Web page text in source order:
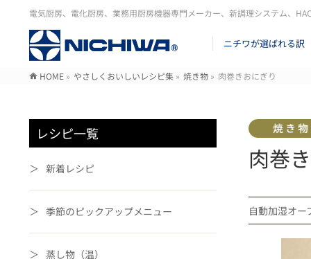
電気厨房、電化厨房、業務用厨房機器専門メーカー、新調理システム、
ニチワが選ばれる訳
HOME » やさしくおいしいレシピ集 » 焼き物 » 肉巻きおにぎり
肉巻
自動加湿オ
レシピ一覧
新着レシピ
季節のピックアップメニュー
蒸し物（温）